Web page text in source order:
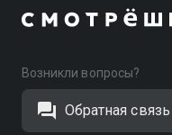
Возникли вопросы?
Обратная связь